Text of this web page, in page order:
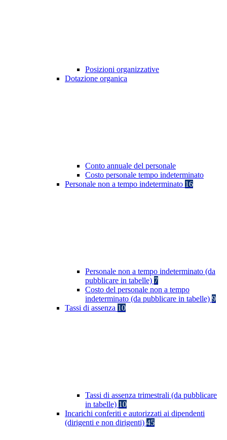
Posizioni organizzative
Dotazione organica
Conto annuale del personale
Costo personale tempo indeterminato
Personale non a tempo indeterminato 16
Personale non a tempo indeterminato (da
pubblicare in tabelle) 7
Costo del personale non a tempo
indeterminato (da pubblicare in tabelle) 9
Tassi di assenza 10
Tassi di assenza trimestrali (da pubblicare
in tabelle) 10
Incarichi conferiti e autorizzati ai dipendenti
(dirigenti e non dirigenti) 45